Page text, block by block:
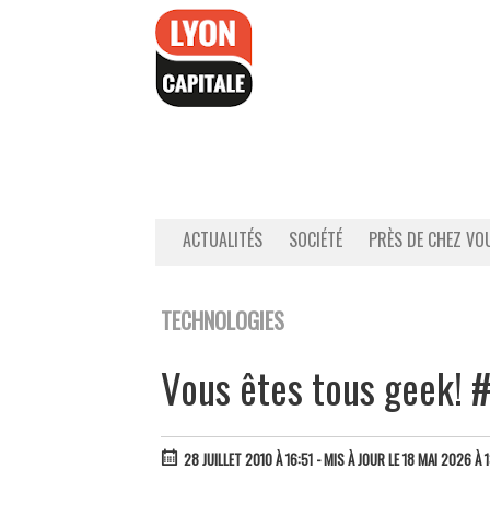
ACTUALITÉS SOCIÉTÉ PRÈS DE CHEZ
TECHNOLOGIES
Vous êtes tous geek!
28 JUILLET 2010 À 16:51 - MIS À JOUR LE 18 MAI 2026 À